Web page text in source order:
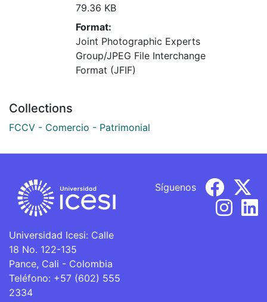
79.36 KB
Format:
Joint Photographic Experts
Group/JPEG File Interchange
Format (JFIF)
Collections
FCCV - Comercio - Patrimonial
Universidad Icesi: Calle
18 No. 122-135
Pance, Cali - Colombia
Teléfono: +57 (602) 555
2334
Síguenos